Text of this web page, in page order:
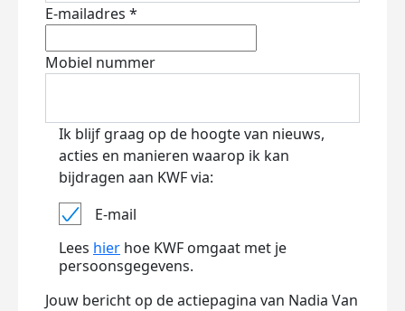
E-mailadres *
Mobiel nummer
Ik blijf graag op de hoogte van nieuws,
acties en manieren waarop ik kan
bijdragen aan KWF via:
E-mail
Lees hier hoe KWF omgaat met je
persoonsgegevens.
Jouw bericht op de actiepagina van Nadia Van